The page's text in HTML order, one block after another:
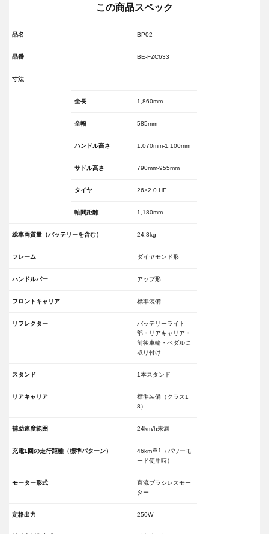
この商品スペック
品名 BP02
品番 BE-FZC633
寸法
全長 1,860mm
全幅 585mm
ハンドル高さ 1,070mm-1,100mm
サドル高さ 790mm-955mm
タイヤ 26×2.0 HE
軸間距離 1,180mm
総車両質量（バッテリーを含む） 24.8kg
フレーム ダイヤモンド形
ハンドルバー アップ形
フロントキャリア 標準装備
リフレクター
バッテリーライト
部・リアキャリア・
前後車輪・ペダルに
取り付け
スタンド 1本スタンド
リアキャリア
標準装備（クラス1
8）
補助速度範囲 24km/h未満
充電1回の走行距離（標準パターン） 46km※1
（パワーモ
ード使用時）
モーター形式
直流ブラシレスモー
ター
定格出力 250W